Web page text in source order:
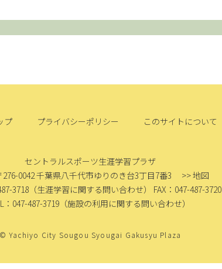
プ プライバシーポリシー このサイトについて
セントラルスポーツ生涯学習プラザ
0042千葉県八千代市ゆりのき台3丁目7番3
>> 地図
3718（生涯学習に関する問い合わせ） FAX：047-487-3720
：047-487-3719 （施設の利用に関する問い合わせ）
© Yachiyo City Sougou Syougai Gakusyu Plaza